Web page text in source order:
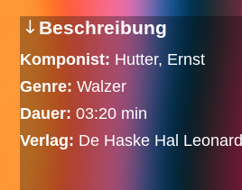
Beschreibung
Komponist: Hutter, Ernst
Genre: Walzer
Dauer: 03:20 min
Verlag: De Haske Hal Leonard